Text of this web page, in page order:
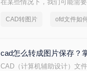
在某些情况下，我们可能需
绍三种将CAD图纸转换为
CAD转图片 ofd文件如
cad怎么转成图片保存？
CAD（计算机辅助设计）文